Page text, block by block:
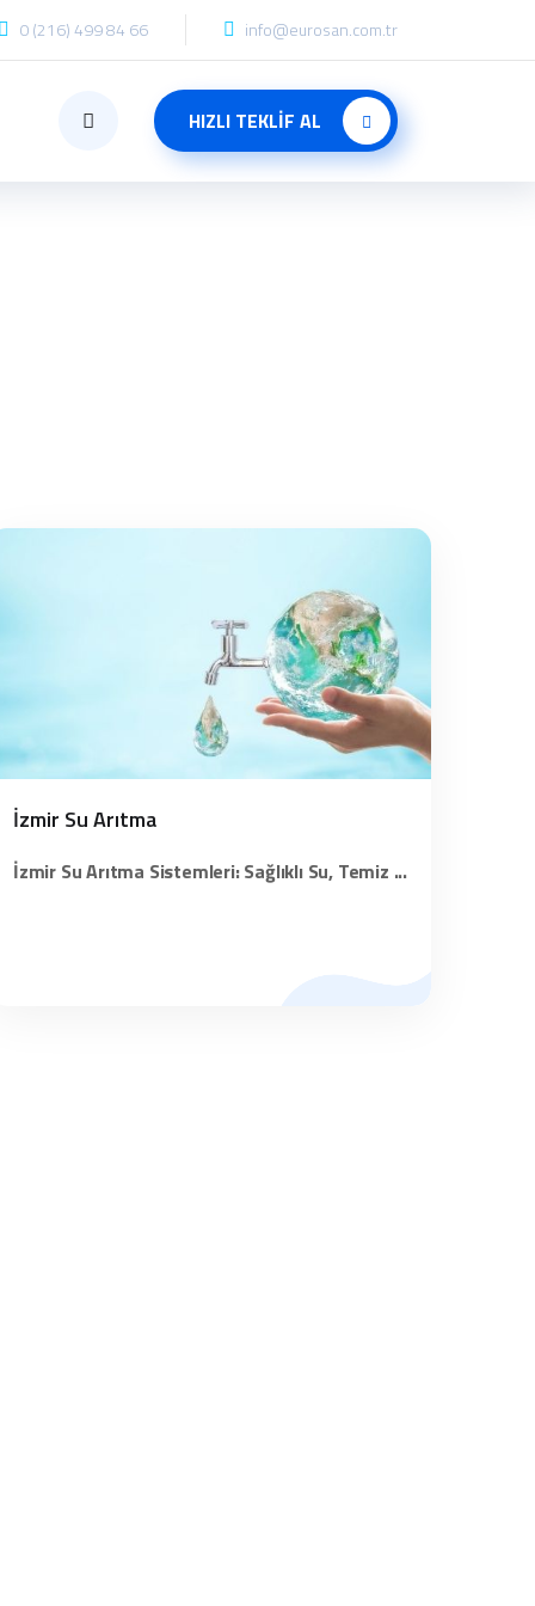
0 (216) 499 84 66 info@eurosan.com.tr
HIZLI TEKLİF AL
İzmir Su Arıtma
İzmir Su Arıtma Sistemleri: Sağlıklı Su, Temiz ...